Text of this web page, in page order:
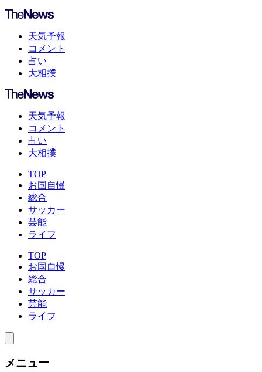
天気予報
コメント
占い
大相撲
天気予報
コメント
占い
大相撲
TOP
お国自慢
総合
サッカー
芸能
ライフ
TOP
お国自慢
総合
サッカー
芸能
ライフ
メニュー